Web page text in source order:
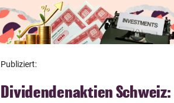
Publiziert:
Dividendenaktien Schweiz: